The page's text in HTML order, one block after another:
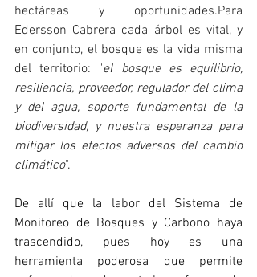
hectáreas y oportunidades.Para
Edersson Cabrera cada árbol es vital, y
en conjunto, el bosque es la vida misma
del territorio: "el bosque es equilibrio,
resiliencia, proveedor, regulador del clima
y del agua, soporte fundamental de la
biodiversidad, y nuestra esperanza para
mitigar los efectos adversos del cambio
climático".
De allí que la labor del Sistema de
Monitoreo de Bosques y Carbono haya
trascendido, pues hoy es una
herramienta poderosa que permite